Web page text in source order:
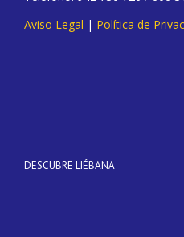
Aviso Legal | Política de
DESCUBRE LIÉBANA